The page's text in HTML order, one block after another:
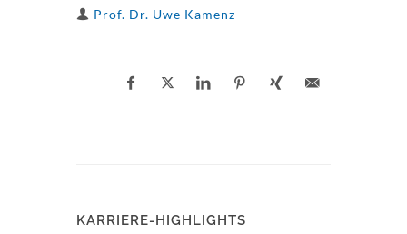
Prof. Dr. Uwe Kamenz
KARRIERE-HIGHLIGHTS